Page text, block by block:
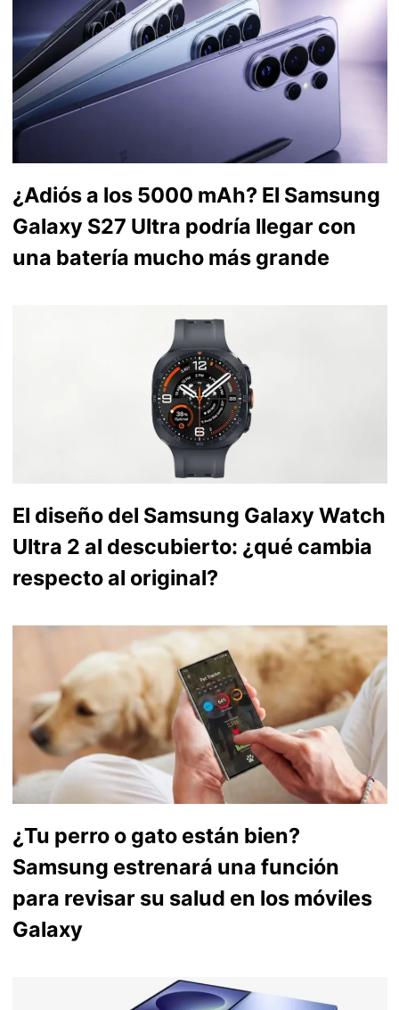
¿Adiós a los 5000 mAh? El Samsung
Galaxy S27 Ultra podría llegar con
una batería mucho más grande
El diseño del Samsung Galaxy Watch
Ultra 2 al descubierto: ¿qué cambia
respecto al original?
¿Tu perro o gato están bien?
Samsung estrenará una función
para revisar su salud en los móviles
Galaxy